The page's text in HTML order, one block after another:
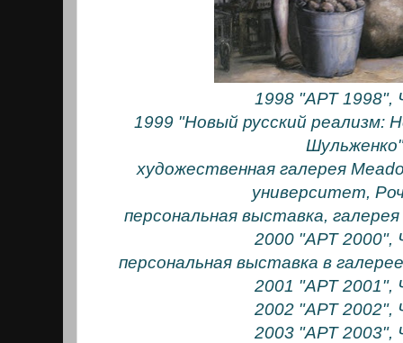
1998 "АРТ 1998",
1999 "Новый русский реализм:
художественная галерея
университет,
персональная выставка,
2000 "АРТ 2000",
персональная выставка в
2001 "АРТ 2001",
2002 "АРТ 2002",
2003 "АРТ 2003",